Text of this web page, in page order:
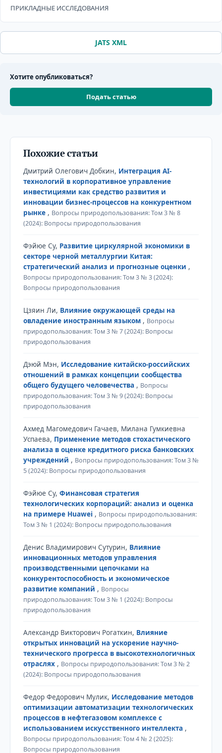
ПРИКЛАДНЫЕ ИССЛЕДОВАНИЯ
JATS XML
Хотите опубликоваться?
Подать статью
Похожие статьи
Дмитрий Олегович Добкин, Интеграция AI-
технологий в корпоративное управление
инвестициями как средство развития и
инновации бизнес-процессов на конкурентном
рынке , Вопросы природопользования: Том 3 № 8
(2024): Вопросы природопользования
Фэйюе Су, Развитие циркулярной экономики в
секторе черной металлургии Китая:
стратегический анализ и прогнозные оценки ,
Вопросы природопользования: Том 3 № 3 (2024):
Вопросы природопользования
Цзяин Ли, Влияние окружающей среды на
овладение иностранным языком , Вопросы
природопользования: Том 3 № 7 (2024): Вопросы
природопользования
Дэюй Мэн, Исследование китайско-российских
отношений в рамках концепции сообщества
общего будущего человечества , Вопросы
природопользования: Том 3 № 9 (2024): Вопросы
природопользования
Ахмед Магомедович Гачаев, Милана Гумкиевна
Успаева, Применение методов стохастического
анализа в оценке кредитного риска банковских
учреждений , Вопросы природопользования: Том 3 №
5 (2024): Вопросы природопользования
Фэйюе Су, Финансовая стратегия
технологических корпораций: анализ и оценка
на примере Huawei , Вопросы природопользования:
Том 3 № 1 (2024): Вопросы природопользования
Денис Владимирович Сутурин, Влияние
инновационных методов управления
производственными цепочками на
конкурентоспособность и экономическое
развитие компаний , Вопросы
природопользования: Том 3 № 1 (2024): Вопросы
природопользования
Александр Викторович Рогаткин, Влияние
открытых инноваций на ускорение научно-
технического прогресса в высокотехнологичных
отраслях , Вопросы природопользования: Том 3 № 2
(2024): Вопросы природопользования
Федор Федорович Мулик, Исследование методов
оптимизации автоматизации технологических
процессов в нефтегазовом комплексе с
использованием искусственного интеллекта ,
Вопросы природопользования: Том 4 № 2 (2025):
Вопросы природопользования